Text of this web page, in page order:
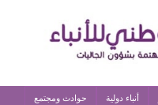
أنباء دولية حوادث ومجتمع